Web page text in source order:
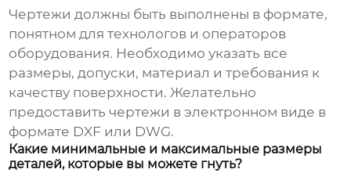
Чертежи должны быть выполнены в формате,
понятном для технологов и операторов
оборудования. Необходимо указать все
размеры, допуски, материал и требования к
качеству поверхности. Желательно
предоставить чертежи в электронном виде в
формате DXF или DWG.
Какие минимальные и максимальные размеры
деталей, которые вы можете гнуть?